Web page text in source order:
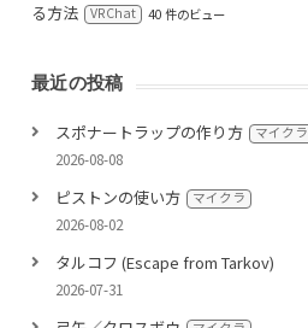
る方法
VRChat 40 件のビュー
最近の投稿
スポナートラップの作り方 マイクラ
2026-08-08
ピストンの使い方 マイクラ
2026-08-02
タルコフ (Escape from Tarkov)
2026-07-31